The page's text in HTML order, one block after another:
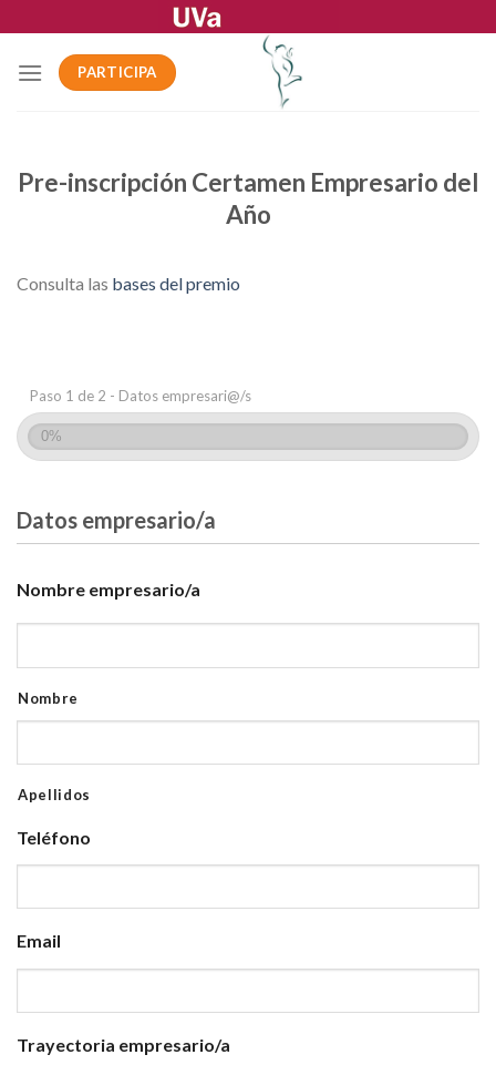
to
content
PARTICIPA
Pre-inscripción Certamen Empresario del
Año
Consulta las bases del premio
Paso 1 de 2 - Datos empresari@/s
0%
Datos empresario/a
Nombre empresario/a
Nombre
Apellidos
Teléfono
Email
Trayectoria empresario/a